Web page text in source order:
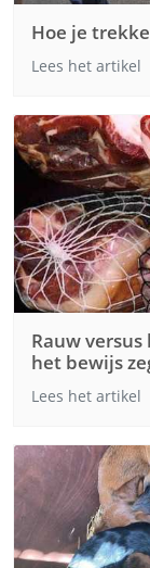
Hoe je
Lees het artikel
Rauw
het bewijs
Lees het artikel